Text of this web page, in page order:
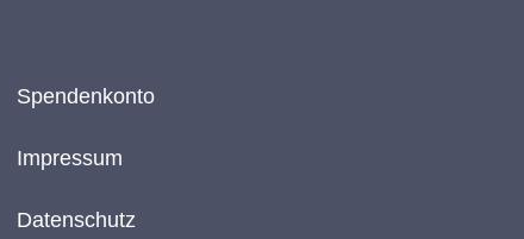
Spendenkonto
Impressum
Datenschutz